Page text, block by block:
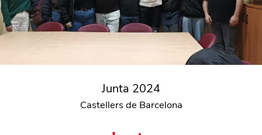
Junta 2024
Castellers de Barcelona